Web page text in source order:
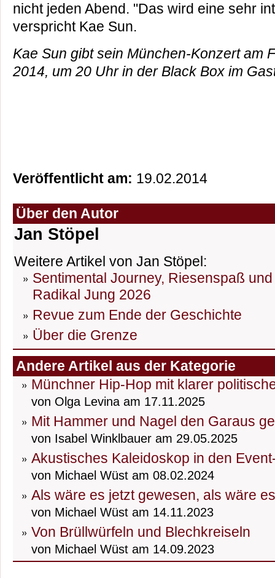
nicht jeden Abend. "Das wird eine sehr
verspricht Kae Sun.
Kae Sun gibt sein München-Konzert am
2014, um 20 Uhr in der Black Box im
Veröffentlicht am: 19.02.2014
Über den Autor
Jan Stöpel
Weitere Artikel von Jan Stöpel:
Sentimental Journey, Riesenspaß
Radikal Jung 2026
Revue zum Ende der Geschichte
Über die Grenze
Andere Artikel aus der Kategorie
Münchner Hip-Hop mit klarer
von Olga Levina am 17.11.2025
Mit Hammer und Nagel den Garaus
von Isabel Winklbauer am 29.05.2025
Akustisches Kaleidoskop in den
von Michael Wüst am 08.02.2024
Als wäre es jetzt gewesen, als wäre
von Michael Wüst am 14.11.2023
Von Brüllwürfeln und Blechkreiseln
von Michael Wüst am 14.09.2023